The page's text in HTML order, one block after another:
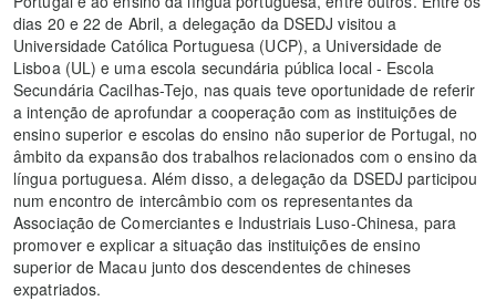
dias 20 e 22 de Abril, a delegação da DSEDJ visitou a
Universidade Católica Portuguesa (UCP), a Universidade de
Lisboa (UL) e uma escola secundária pública local - Escola
Secundária Cacilhas-Tejo, nas quais teve oportunidade de referir
a intenção de aprofundar a cooperação com as instituições de
ensino superior e escolas do ensino não superior de Portugal, no
âmbito da expansão dos trabalhos relacionados com o ensino da
língua portuguesa. Além disso, a delegação da DSEDJ participou
num encontro de intercâmbio com os representantes da
Associação de Comerciantes e Industriais Luso-Chinesa, para
promover e explicar a situação das instituições de ensino
superior de Macau junto dos descendentes de chineses
expatriados.